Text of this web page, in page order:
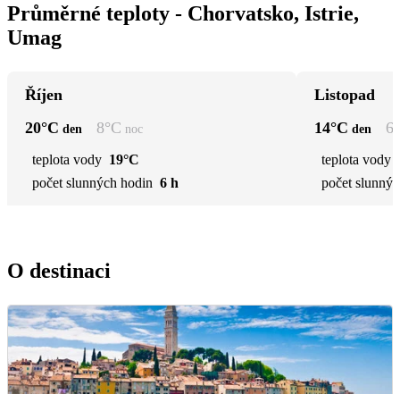
Průměrné teploty - Chorvatsko, Istrie,
Umag
Říjen
20°C den 8°C noc
teplota vody 19°C
počet slunných hodin 6 h
Listopad
14°C den 6
teplota vody
počet
O destinaci